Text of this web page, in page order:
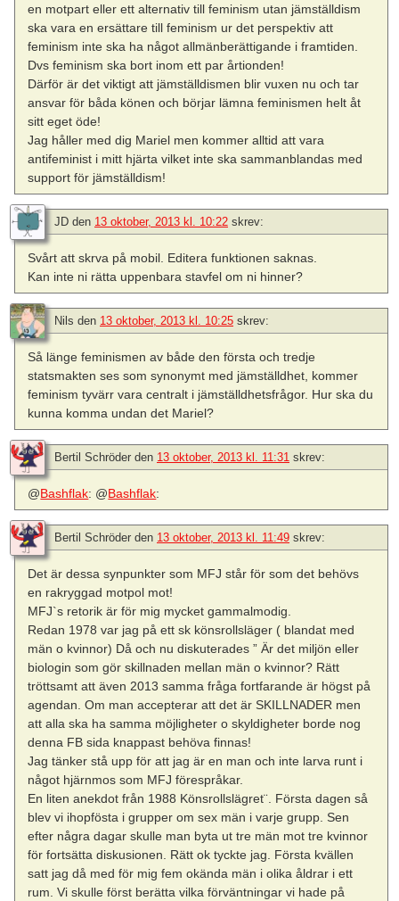
en motpart eller ett alternativ till feminism utan jämställdism
ska vara en ersättare till feminism ur det perspektiv att
feminism inte ska ha något allmänberättigande i framtiden.
Dvs feminism ska bort inom ett par årtionden!
Därför är det viktigt att jämställdismen blir vuxen nu och tar
ansvar för båda könen och börjar lämna feminismen helt åt
sitt eget öde!
Jag håller med dig Mariel men kommer alltid att vara
antifeminist i mitt hjärta vilket inte ska sammanblandas med
support för jämställdism!
JD den 13 oktober, 2013 kl. 10:22 skrev:
Svårt att skrva på mobil. Editera funktionen saknas.
Kan inte ni rätta uppenbara stavfel om ni hinner?
Nils den 13 oktober, 2013 kl. 10:25 skrev:
Så länge feminismen av både den första och tredje
statsmakten ses som synonymt med jämställdhet, kommer
feminism tyvärr vara centralt i jämställdhetsfrågor. Hur ska du
kunna komma undan det Mariel?
Bertil Schröder den 13 oktober, 2013 kl. 11:31 skrev:
@Bashflak: @Bashflak:
Bertil Schröder den 13 oktober, 2013 kl. 11:49 skrev:
Det är dessa synpunkter som MFJ står för som det behövs
en rakryggad motpol mot!
MFJ`s retorik är för mig mycket gammalmodig.
Redan 1978 var jag på ett sk könsrollsläger ( blandat med
män o kvinnor) Då och nu diskuterades ” Är det miljön eller
biologin som gör skillnaden mellan män o kvinnor? Rätt
tröttsamt att även 2013 samma fråga fortfarande är högst på
agendan. Om man accepterar att det är SKILLNADER men
att alla ska ha samma möjligheter o skyldigheter borde nog
denna FB sida knappast behöva finnas!
Jag tänker stå upp för att jag är en man och inte larva runt i
något hjärnmos som MFJ förespråkar.
En liten anekdot från 1988 Könsrollslägret¨. Första dagen så
blev vi ihopfösta i grupper om sex män i varje grupp. Sen
efter några dagar skulle man byta ut tre män mot tre kvinnor
för fortsätta diskusionen. Rätt ok tyckte jag. Första kvällen
satt jag då med för mig fem okända män i olika åldrar i ett
rum. Vi skulle först berätta vilka förväntningar vi hade på